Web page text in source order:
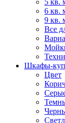
5 кв.
6 кв.
9 кв.
Все
Шкафы-
Цвет